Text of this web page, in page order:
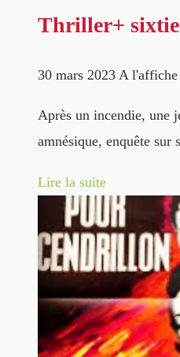
Thriller+
30 mars 2023 A l'affiche
Après un incendie, une
amnésique, enquête sur
Lire la suite